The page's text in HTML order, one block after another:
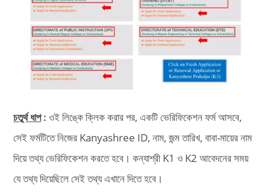
চতুর্থ ধাপ: ওই লিঙ্কে ক্লিক করার পর, একটি ভেরিফিকেশন ফর্ম আসবে,
সেই ফর্মটিতে নিজের Kanyashree ID, নাম, জন্ম তারিখ, বাবা-মায়ের নাম
দিয়ে তথ্য ভেরিফিকেশন করতে হবে। কন্যাশ্রী K1 ও K2 আবেদনের সময়
যে তথ্য দিয়েছিলে সেই তথ্য এখানে দিতে হবে।